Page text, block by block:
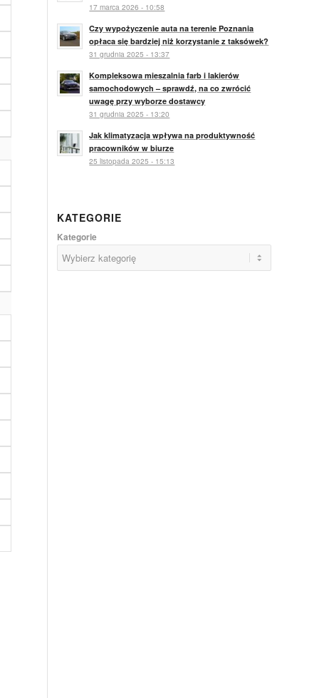
17 marca 2026 - 10:58
Czy wypożyczenie auta na terenie Poznania
opłaca się bardziej niż korzystanie z taksówek?
31 grudnia 2025 - 13:37
Kompleksowa mieszalnia farb i lakierów
samochodowych – sprawdź, na co zwrócić
uwagę przy wyborze dostawcy
31 grudnia 2025 - 13:20
Jak klimatyzacja wpływa na produktywność
pracowników w biurze
25 listopada 2025 - 15:13
KATEGORIE
Kategorie